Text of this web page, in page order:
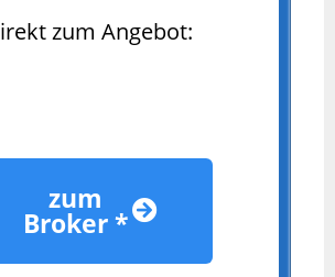
zum Angebot:
zum
Broker *